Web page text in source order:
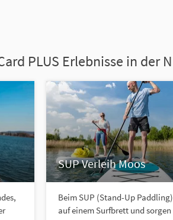
PLUS Erlebnisse in der
SUP Verleih Moos
Beim SUP (Stand-Up
auf einem Surfbrett und